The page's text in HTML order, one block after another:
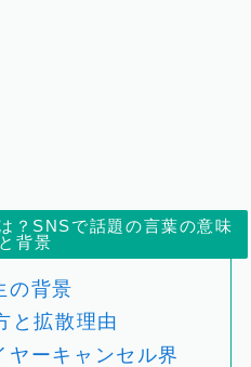
？SNSで話題の言葉の意味
と背景
の背景
と拡散理由
ヤーキャンセル界